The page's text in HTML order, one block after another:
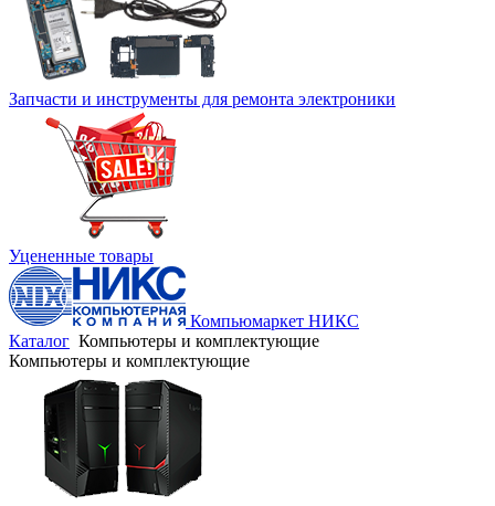
Запчасти и инструменты для ремонта электроники
Уцененные товары
Компьюмаркет НИКС
Каталог Компьютеры и комплектующие
Компьютеры и комплектующие